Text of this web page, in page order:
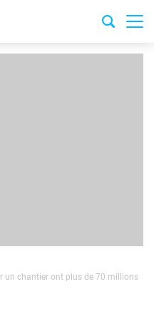
un chantier ont plus de 70 millions